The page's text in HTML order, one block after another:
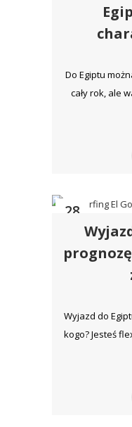
Do Egiptu
cały rok, ale
28
Wyjazd do
kogo? Jesteś